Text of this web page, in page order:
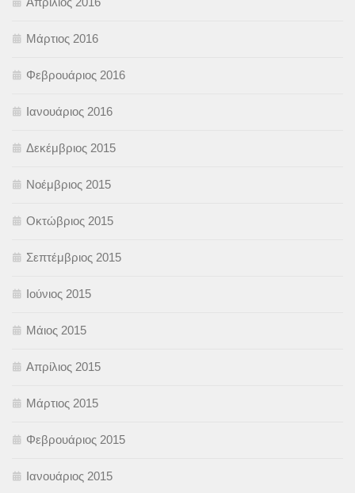
Μάρτιος 2016
Φεβρουάριος 2016
Ιανουάριος 2016
Δεκέμβριος 2015
Νοέμβριος 2015
Οκτώβριος 2015
Σεπτέμβριος 2015
Ιούνιος 2015
Μάιος 2015
Απρίλιος 2015
Μάρτιος 2015
Φεβρουάριος 2015
Ιανουάριος 2015